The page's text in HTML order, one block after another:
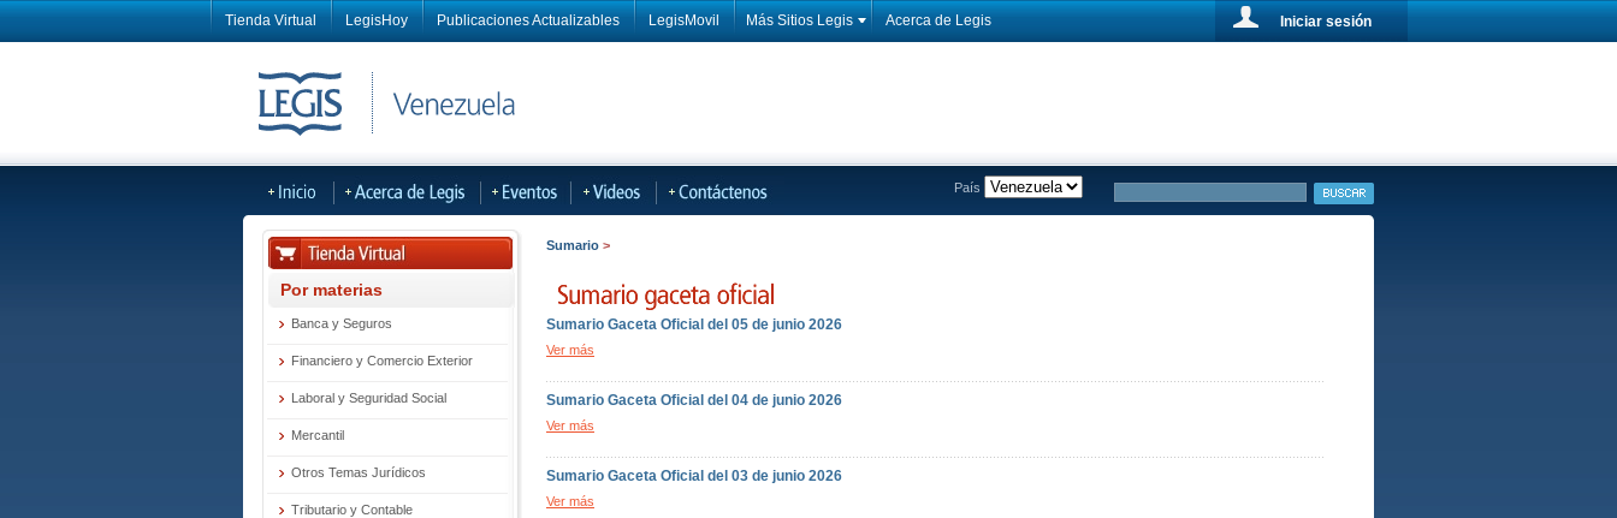
Tienda Virtual LegisHoy Publicaciones Actualizables LegisMovil Más Sitios Legis Acerca de Legis Iniciar sesión
País
Por materias
Banca y Seguros
Financiero y Comercio Exterior
Laboral y Seguridad Social
Mercantil
Otros Temas Jurídicos
Tributario y Contable
Sumario >
Sumario Gaceta Oficial del 05 de junio 2026
Ver más
Sumario Gaceta Oficial del 04 de junio 2026
Ver más
Sumario Gaceta Oficial del 03 de junio 2026
Ver más